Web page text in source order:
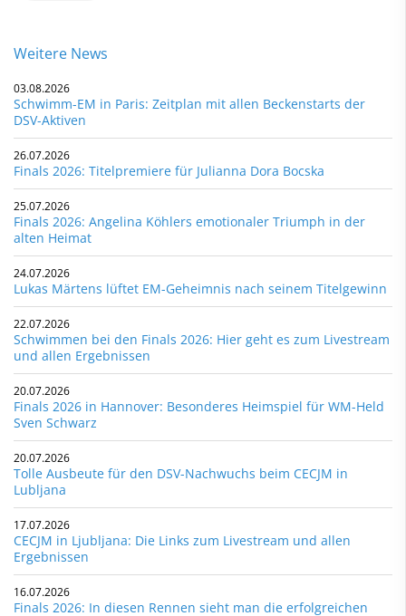
Weitere News
03.08.2026
Schwimm-EM in Paris: Zeitplan mit allen Beckenstarts der
DSV-Aktiven
26.07.2026
Finals 2026: Titelpremiere für Julianna Dora Bocska
25.07.2026
Finals 2026: Angelina Köhlers emotionaler Triumph in der
alten Heimat
24.07.2026
Lukas Märtens lüftet EM-Geheimnis nach seinem Titelgewinn
22.07.2026
Schwimmen bei den Finals 2026: Hier geht es zum Livestream
und allen Ergebnissen
20.07.2026
Finals 2026 in Hannover: Besonderes Heimspiel für WM-Held
Sven Schwarz
20.07.2026
Tolle Ausbeute für den DSV-Nachwuchs beim CECJM in
Lubljana
17.07.2026
CECJM in Ljubljana: Die Links zum Livestream und allen
Ergebnissen
16.07.2026
Finals 2026: In diesen Rennen sieht man die erfolgreichen